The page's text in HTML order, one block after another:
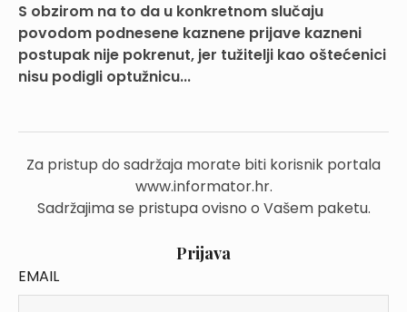
S obzirom na to da u konkretnom slučaju
povodom podnesene kaznene prijave kazneni
postupak nije pokrenut, jer tužitelji kao oštećenici
nisu podigli optužnicu...
Za pristup do sadržaja morate biti korisnik portala
www.informator.hr.
Sadržajima se pristupa ovisno o Vašem paketu.
Prijava
EMAIL